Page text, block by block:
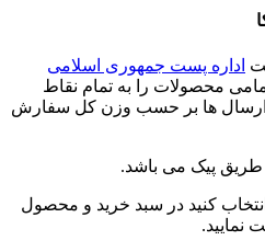
اداره پست جمهوری اسلامی
محصولات را به تمام نقاط
ارسال ها بر حسب وزن کل سفارش
پیک می باشد.
کنید در سبد خرید و محصول
نمایید.